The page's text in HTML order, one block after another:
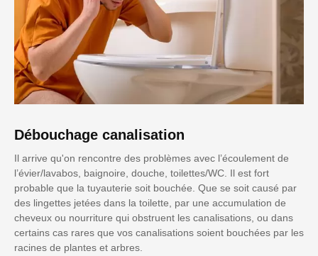
Débouchage canalisation
Il arrive qu'on rencontre des problèmes avec l’écoulement de
l’évier/lavabos, baignoire, douche, toilettes/WC. Il est fort
probable que la tuyauterie soit bouchée. Que se soit causé par
des lingettes jetées dans la toilette, par une accumulation de
cheveux ou nourriture qui obstruent les canalisations, ou dans
certains cas rares que vos canalisations soient bouchées par les
racines de plantes et arbres.